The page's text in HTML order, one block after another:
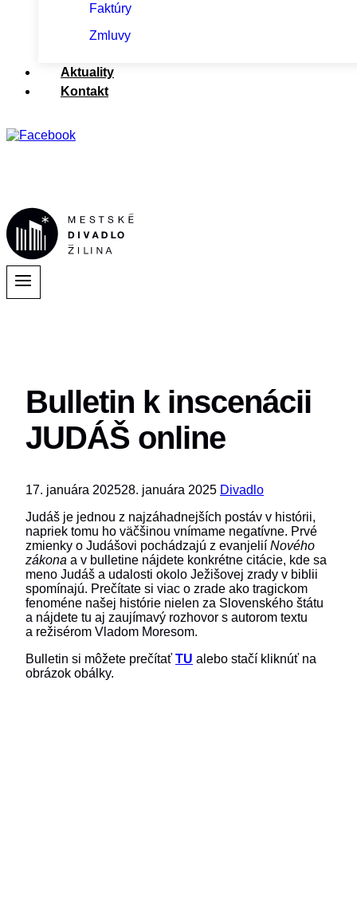
Faktúry
Zmluvy
Aktuality
Kontakt
Bulletin k inscenácii
JUDÁŠ online
17. januára 202528. januára 2025 Divadlo
Judáš je jednou z najzáhadnejších postáv v histórii,
napriek tomu ho väčšinou vnímame negatívne. Prvé
zmienky o Judášovi pochádzajú z evanjelií Nového
zákona a v bulletine nájdete konkrétne citácie, kde sa
meno Judáš a udalosti okolo Ježišovej zrady v biblii
spomínajú. Prečítate si viac o zrade ako tragickom
fenoméne našej histórie nielen za Slovenského štátu
a nájdete tu aj zaujímavý rozhovor s autorom textu
a režisérom Vladom Moresom.
Bulletin si môžete prečítať TU alebo stačí kliknúť na
obrázok obálky.